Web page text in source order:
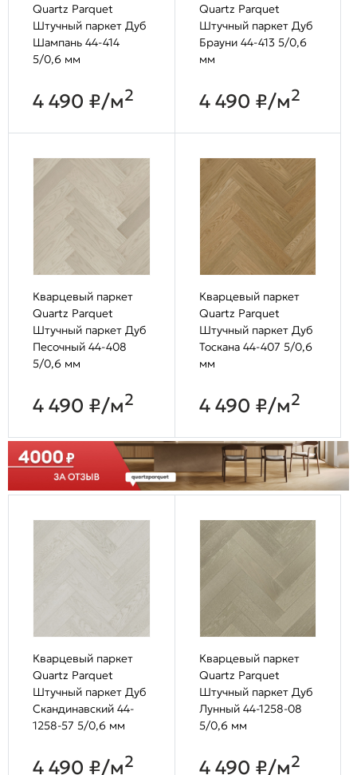
Quartz Parquet
Штучный паркет Дуб
Шампань 44-414
5/0,6 мм
4 490 ₽/м2
Quartz Parquet
Штучный паркет Дуб
Брауни 44-413 5/0,6
мм
4 490 ₽/м2
Кварцевый паркет
Quartz Parquet
Штучный паркет Дуб
Песочный 44-408
5/0,6 мм
4 490 ₽/м2
Кварцевый паркет
Quartz Parquet
Штучный паркет Дуб
Тоскана 44-407 5/0,6
мм
4 490 ₽/м2
Кварцевый паркет
Quartz Parquet
Штучный паркет Дуб
Скандинавский 44-
1258-57 5/0,6 мм
4 490 ₽/м2
Кварцевый паркет
Quartz Parquet
Штучный паркет Дуб
Лунный 44-1258-08
5/0,6 мм
4 490 ₽/м2